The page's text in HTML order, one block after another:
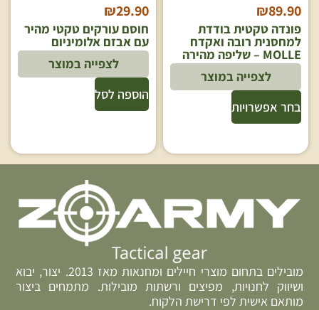
₪89.90
פונדה טקטית בודדת
למחסנית רובה ואקדח
MOLLE – שליפה מהירה
בחר אפשרויות
לצפייה במוצר
₪29.90
חוסם עורקים טקטי מהיר
עם אבזם אלומיניום
הוספה לסל
לצפייה במוצר
מובילים בתחום מוצרי חיילים ומחנאות מאז 2013. יצור, יבוא
ושיווק לחנויות, מפיצים ורשתות מובילות. מתמחים ביצור
מותאם אישית לפי דרישת הלקוח.